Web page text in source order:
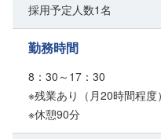
採用予定人数1名
勤務時間
8：30～17：30
※残業あり（月20時間程度）
※休憩90分